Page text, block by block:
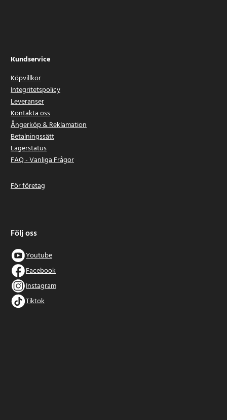
Kundservice
Köpvillkor
Integritetspolicy
Leveranser
Kontakta oss
Ångerköp & Reklamation
Betalningssätt
Lagerstatus
FAQ - Vanliga Frågor
För företag
Följ oss
Youtube
Facebook
Instagram
Tiktok